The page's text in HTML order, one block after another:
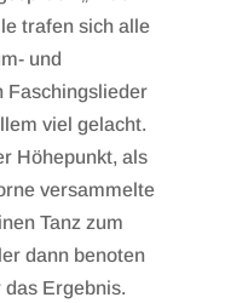
trafen sich alle
und
Faschingslieder
viel gelacht.
Höhepunkt, als
versammelte
Tanz zum
dann benoten
Ergebnis.